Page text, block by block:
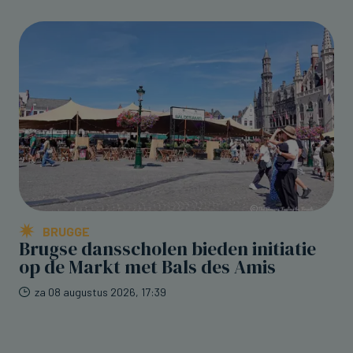
BRUGGE
Brugse dansscholen bieden initiatie
op de Markt met Bals des Amis
za 08 augustus 2026, 17:39